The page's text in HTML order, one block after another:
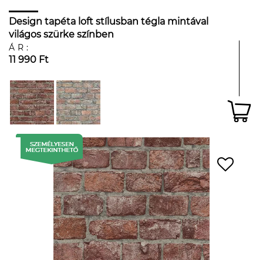
Design tapéta loft stílusban tégla mintával
világos szürke színben
ÁR:
11 990 Ft